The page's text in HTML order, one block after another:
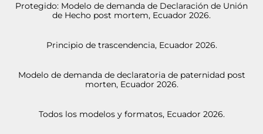
Protegido: Modelo de demanda de Declaración de Unión
de Hecho post mortem, Ecuador 2026.
Principio de trascendencia, Ecuador 2026.
Modelo de demanda de declaratoria de paternidad post
morten, Ecuador 2026.
Todos los modelos y formatos, Ecuador 2026.